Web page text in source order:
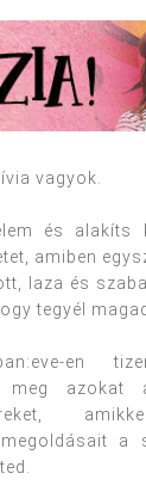
vagyok.
és alakíts
amiben
laza és
tegyél
en
meg azokat
megoldásait a